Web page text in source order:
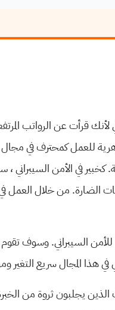
قرأت عن الرواتب المرتفعة
للعمل كمحترف في مجال
في الأمن السيبراني
الضارة. من خلال
السيبراني. وسوف
هذا المجال سريع التغير
يجلبون ثروة من الخبرة